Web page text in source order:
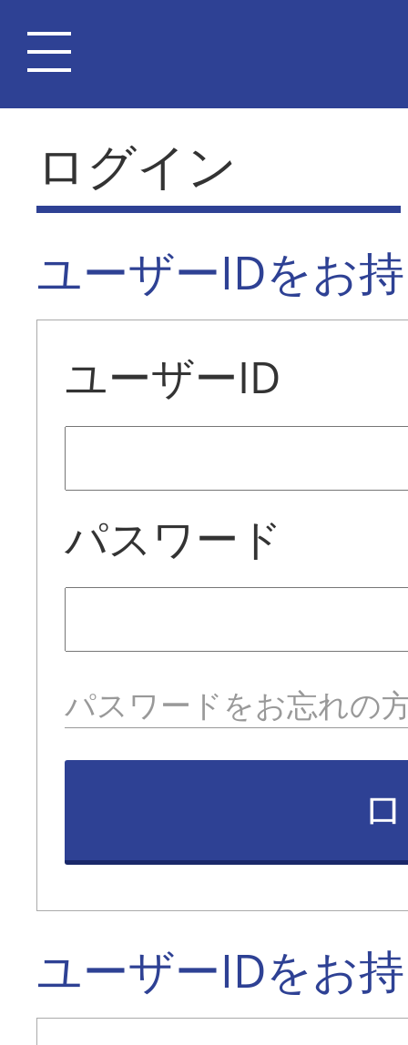
ログイン
ユーザーIDをお
ユーザーID
パスワード
パスワードをお忘れの
ユーザーIDをお